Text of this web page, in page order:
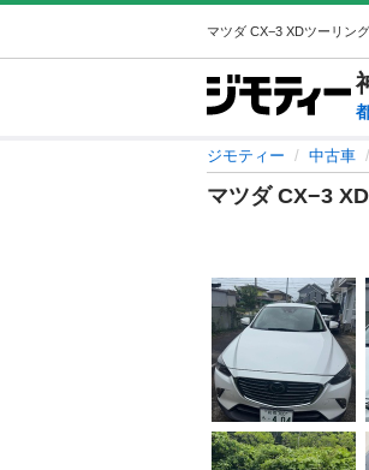
ジモティー 中古車
マツダ CX−3